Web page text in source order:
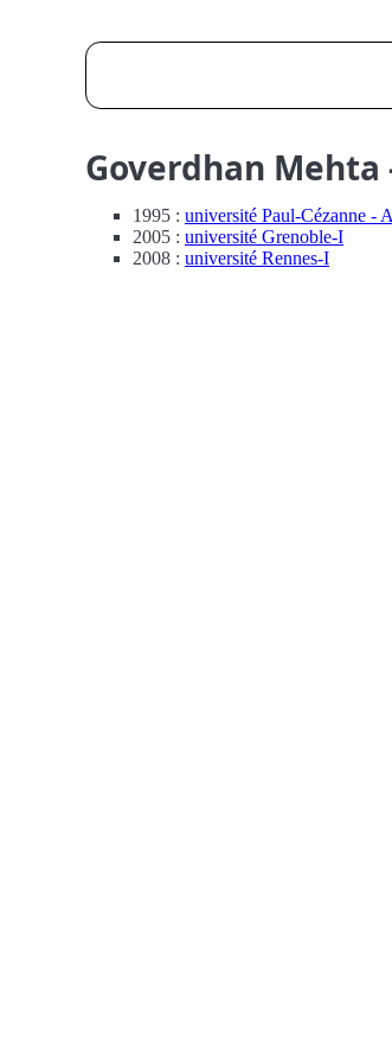
Goverdhan Mehta
1995 : université Paul-Cézanne -
2005 : université Grenoble-I
2008 : université Rennes-I